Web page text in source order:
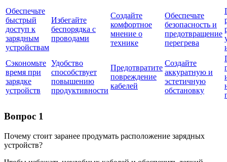
Обеспечьте
быстрый
доступ к
зарядным
устройствам
Избегайте
беспорядка с
проводами
Создайте
комфортное
мнение о
технике
Обеспечьте
безопасность и
предотвращение
перегрева
Сэкономьте
время при
зарядке
устройств
Удобство
способствует
повышению
продуктивности
Предотвратите
повреждение
кабелей
Создайте
аккуратную и
эстетичную
обстановку
Вопрос 1
Почему стоит заранее продумать расположение зарядных
устройств?